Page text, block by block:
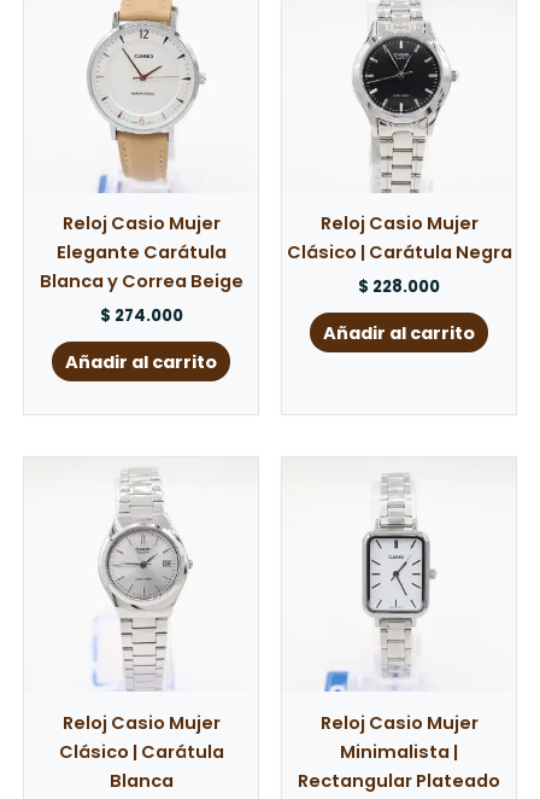
Reloj Casio Mujer
Elegante Carátula
Blanca y Correa Beige
$ 274.000
Añadir al carrito
Reloj Casio Mujer
Clásico | Carátula Negra
$ 228.000
Añadir al carrito
Reloj Casio Mujer
Clásico | Carátula
Blanca
Reloj Casio Mujer
Minimalista |
Rectangular Plateado